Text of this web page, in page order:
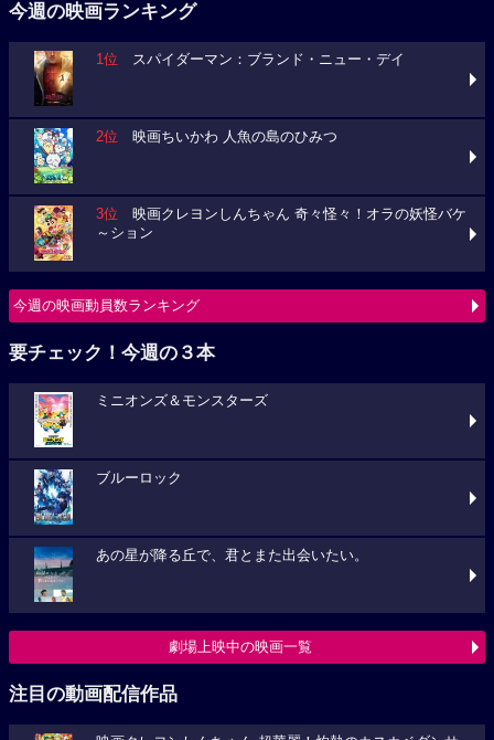
今週の映画ランキング
1位 スパイダーマン：ブランド・ニュー・デイ
2位 映画ちいかわ 人魚の島のひみつ
3位 映画クレヨンしんちゃん 奇々怪々！オラの妖怪バケ
～ション
今週の映画動員数ランキング
要チェック！今週の３本
ミニオンズ＆モンスターズ
ブルーロック
あの星が降る丘で、君とまた出会いたい。
劇場上映中の映画一覧
注目の動画配信作品